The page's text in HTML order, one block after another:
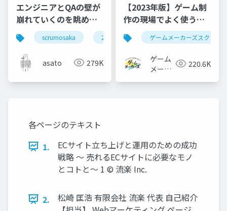
エンジニアとQAの壁が
崩れていくのを眺めて
いた #scrumosaka
scrumosaka 2024 scrum agile
asato 279K
【2023年版】ゲーム制
作の現場でよく使うツ
ールをまるっと紹介
ゲームメーカーズスクラン
ゲーム
メーカ
220.6K
各ページのテキスト
1.
ECサイト立ち上げと運用のための成功
戦略 〜 売れるECサイトに必要なモノ
とコトと〜 1 © 流楽 Inc.
2.
松崎 匡浩 有限会社 流楽 代表 自己紹介